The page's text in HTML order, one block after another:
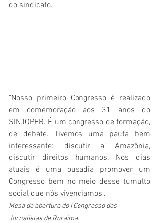
do sindicato.
"Nosso primeiro Congresso é realizado
em comemoração aos 31 anos do
SINJOPER. É um congresso de formação,
de debate. Tivemos uma pauta bem
interessante: discutir a Amazônia,
discutir direitos humanos. Nos dias
atuais é uma ousadia promover um
Congresso bem no meio desse tumulto
social que nós vivenciamos".
Mesa de abertura do I Congresso dos
Jornalistas de Roraima.